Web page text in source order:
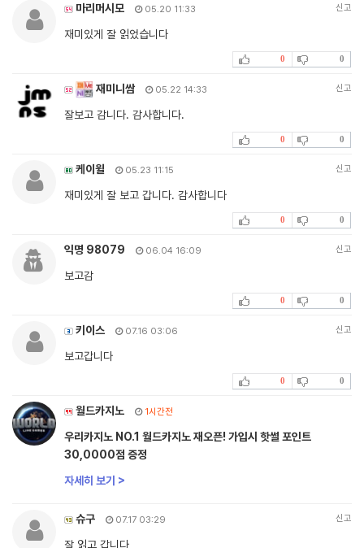
마리머시모 05.20 11:33 신고
재미있게 잘 읽었습니다
0 0
재미니쌈 05.22 14:33 신고
잘보고 감니다. 감사합니다.
0 0
케이윌 05.23 11:15 신고
재미있게 잘 보고 갑니다. 감사합니다
0 0
익명 98079 06.04 16:09 신고
보고감
0 0
키이스 07.16 03:06 신고
보고갑니다
0 0
월드카지노 1시간전
우리카지노 NO.1 월드카지노 재오픈! 가입시 핫썰 포인트
30,0000점 증정
자세히 보기 >
슈구 07.17 03:29 신고
잘 읽고 갑니다